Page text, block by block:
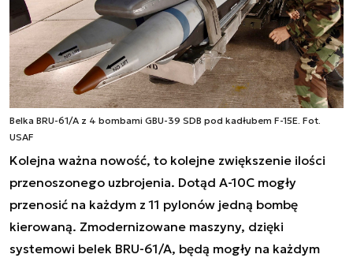
Belka BRU-61/A z 4 bombami GBU-39 SDB pod kadłubem F-15E. Fot.
USAF
Kolejna ważna nowość, to kolejne zwiększenie ilości
przenoszonego uzbrojenia. Dotąd A-10C mogły
przenosić na każdym z 11 pylonów jedną bombę
kierowaną. Zmodernizowane maszyny, dzięki
systemowi belek BRU-61/A, będą mogły na każdym